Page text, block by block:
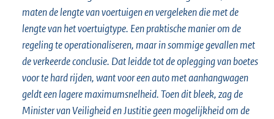
maten de lengte van voertuigen en vergeleken die met de
lengte van het voertuigtype. Een praktische manier om de
regeling te operationaliseren, maar in sommige gevallen met
de verkeerde conclusie. Dat leidde tot de oplegging van boetes
voor te hard rijden, want voor een auto met aanhangwagen
geldt een lagere maximumsnelheid. Toen dit bleek, zag de
Minister van Veiligheid en Justitie geen mogelijkheid om de